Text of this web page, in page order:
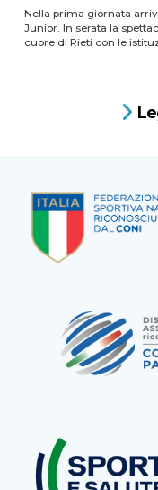
Nella prima giornata
Junior. In serata la
cuore di Rieti con le